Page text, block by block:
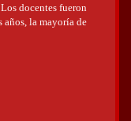
docentes fueron
años, la mayoría de